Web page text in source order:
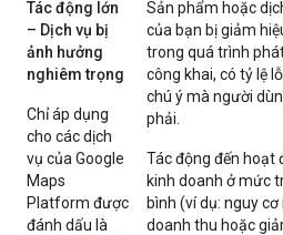
Tác động lớn
– Dịch vụ bị
ảnh hưởng
nghiêm trọng
Chỉ áp dụng
cho các dịch
vụ của Google
Maps
Platform được
đánh dấu là
Sản phẩm hoặc
của bạn bị giảm
trong quá trình
công khai, có tỷ lệ
chú ý mà người
phải.
Tác động đến hoạt
kinh doanh ở mức
bình (ví dụ: nguy
doanh thu hoặc